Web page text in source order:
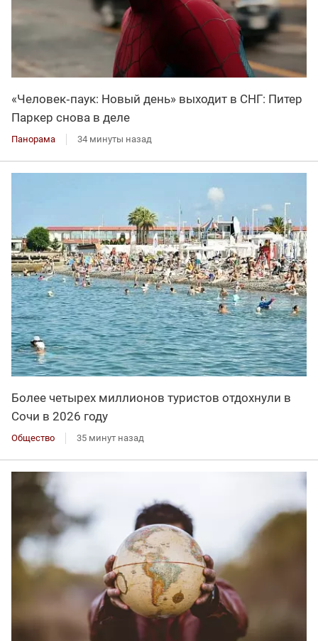
«Человек‑паук: Новый день» выходит в СНГ: Питер
Паркер снова в деле
Панорама 34 минуты назад
Более четырех миллионов туристов отдохнули в
Сочи в 2026 году
Общество 35 минут назад